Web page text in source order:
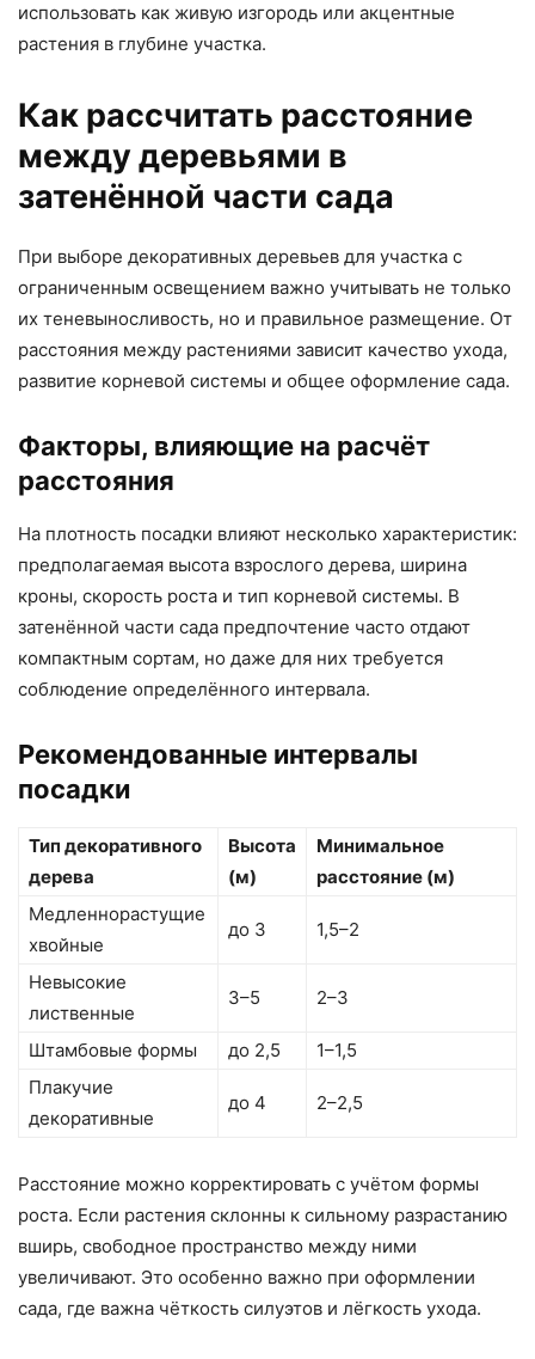
использовать как живую изгородь или акцентные
растения в глубине участка.
Как рассчитать расстояние
между деревьями в
затенённой части сада
При выборе декоративных деревьев для участка с
ограниченным освещением важно учитывать не только
их теневыносливость, но и правильное размещение. От
расстояния между растениями зависит качество ухода,
развитие корневой системы и общее оформление сада.
Факторы, влияющие на расчёт
расстояния
На плотность посадки влияют несколько характеристик:
предполагаемая высота взрослого дерева, ширина
кроны, скорость роста и тип корневой системы. В
затенённой части сада предпочтение часто отдают
компактным сортам, но даже для них требуется
соблюдение определённого интервала.
Рекомендованные интервалы
посадки
Тип декоративного
дерева
Высота
(м)
Минимальное
расстояние (м)
Медленнорастущие
хвойные
до 3 1,5–2
Невысокие
лиственные
3–5 2–3
Штамбовые формы до 2,5
1–1,5
Плакучие
декоративные
до 4 2–2,5
Расстояние можно корректировать с учётом формы
роста. Если растения склонны к сильному разрастанию
вширь, свободное пространство между ними
увеличивают. Это особенно важно при оформлении
сада, где важна чёткость силуэтов и лёгкость ухода.